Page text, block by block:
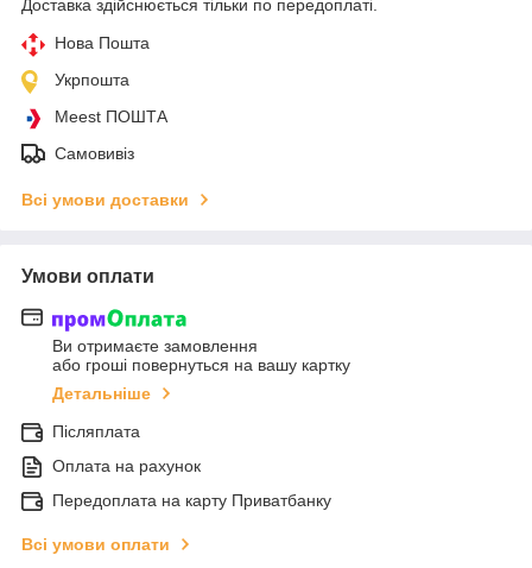
Доставка здійснюється тільки по передоплаті.
Нова Пошта
Укрпошта
Meest ПОШТА
Самовивіз
Всі умови доставки
Умови оплати
Ви отримаєте замовлення
або гроші повернуться на вашу картку
Детальніше
Післяплата
Оплата на рахунок
Передоплата на карту Приватбанку
Всі умови оплати